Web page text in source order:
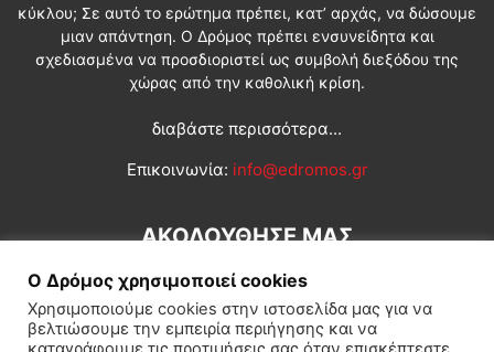
κύκλου; Σε αυτό το ερώτημα πρέπει, κατ’ αρχάς, να δώσουμε
μιαν απάντηση. Ο Δρόμος πρέπει ενσυνείδητα και
σχεδιασμένα να προσδιοριστεί ως συμβολή διεξόδου της
χώρας από την καθολική κρίση.
διαβάστε περισσότερα...
Επικοινωνία: info@edromos.gr
ΑΚΟΛΟΥΘΗΣΕ ΜΑΣ
Ο Δρόμος χρησιμοποιεί cookies
Χρησιμοποιούμε cookies στην ιστοσελίδα μας για να
βελτιώσουμε την εμπειρία περιήγησης και να